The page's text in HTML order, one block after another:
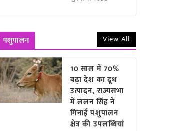
पशुपालन View All
10 साल में 70%
बढ़ा देश का दूध
उत्पादन, राज्यसभा
में ललन सिंह ने
गिनाईं पशुपालन
क्षेत्र की उपलब्धियां